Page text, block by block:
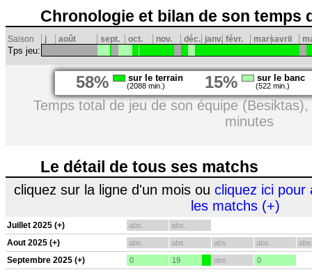
Chronologie et bilan de son temps
Saison j août sept. oct. nov. déc. janv. févr. marsavril
Tps jeu:
58% sur le terrain
(2088 min.) 15% sur le banc
(522 min.)
Temps total de jeu de son équipe
minutes
Le détail de tous ses matchs
cliquez sur la ligne d'un mois ou cliquez ici pour
les matchs (+)
Juillet 2025 (+) abs. abs.
Aout 2025 (+) abs. abs. abs. abs.
Septembre 2025 (+) 0 19 abs. 0